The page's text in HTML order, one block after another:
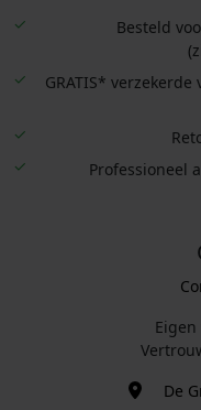
Besteld
GRATIS*
Professioneel
De